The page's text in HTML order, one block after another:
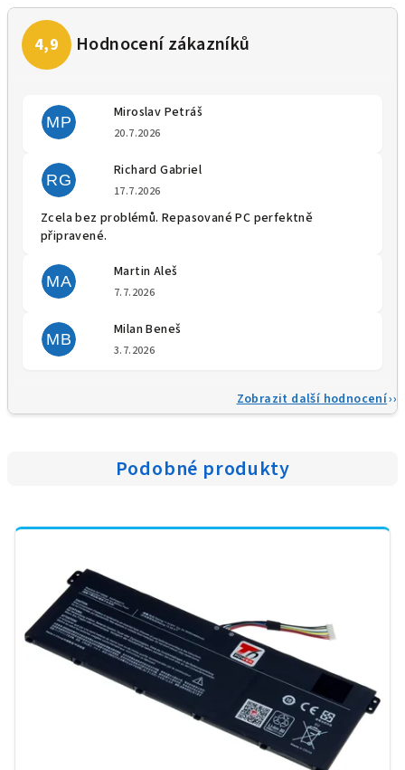
MP
Miroslav Petráš
20.7.2026
RG
Richard Gabriel
17.7.2026
Zcela bez problémů. Repasované PC perfektně
připravené.
MA
Martin Aleš
7.7.2026
MB
Milan Beneš
3.7.2026
Zobrazit další hodnocení
Podobné produkty